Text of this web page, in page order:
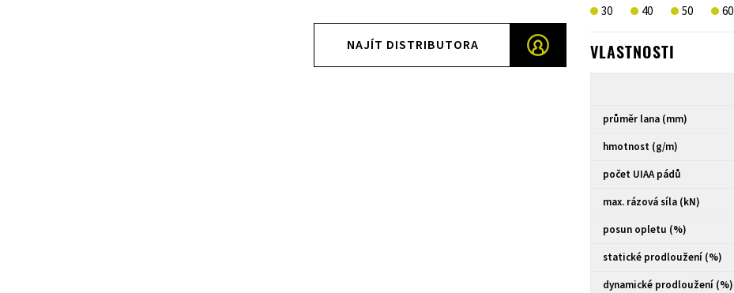
NAJÍT DISTRIBUTORA
30 40 50 60
VLASTNOSTI
průměr lana (mm)
hmotnost (g/m)
počet UIAA pádů
max. rázová síla (kN)
posun opletu (%)
statické prodloužení (%)
dynamické prodloužení (%)